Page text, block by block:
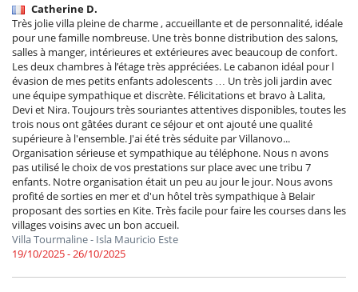
Catherine D.
Très jolie villa pleine de charme , accueillante et de personnalité, idéale
pour une famille nombreuse. Une très bonne distribution des salons,
salles à manger, intérieures et extérieures avec beaucoup de confort.
Les deux chambres à l’étage très appréciées. Le cabanon idéal pour l
évasion de mes petits enfants adolescents … Un très joli jardin avec
une équipe sympathique et discrète. Félicitations et bravo à Lalita,
Devi et Nira. Toujours très souriantes attentives disponibles, toutes les
trois nous ont gâtées durant ce séjour et ont ajouté une qualité
supérieure à l'ensemble. J'ai été très séduite par Villanovo...
Organisation sérieuse et sympathique au téléphone. Nous n avons
pas utilisé le choix de vos prestations sur place avec une tribu 7
enfants. Notre organisation était un peu au jour le jour. Nous avons
profité de sorties en mer et d'un hôtel très sympathique à Belair
proposant des sorties en Kite. Très facile pour faire les courses dans les
villages voisins avec un bon accueil.
Villa Tourmaline - Isla Mauricio Este
19/10/2025 - 26/10/2025